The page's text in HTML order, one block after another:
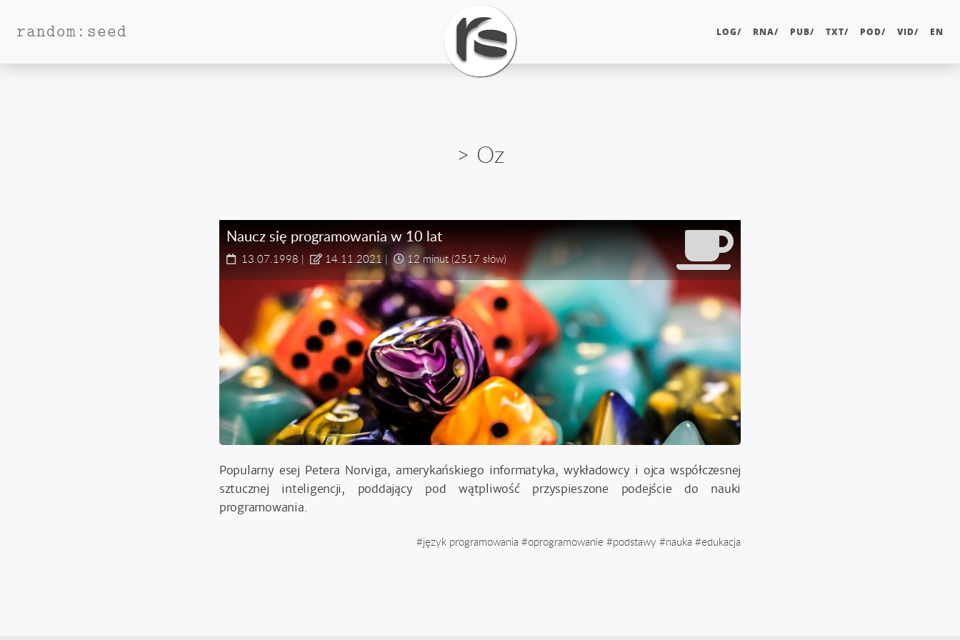
random:seed LOG/ RNA/ PUB/ TXT/ POD/ VID/ EN
> Oz
Naucz się programowania w 10 lat
13.07.1998 | 14.11.2021 | 12 minut (2517 słów)
Popularny esej Petera Norviga, amerykańskiego informatyka, wykładowcy i ojca współczesnej
sztucznej inteligencji, poddający pod wątpliwość przyspieszone podejście do nauki
programowania.
#język programowania #oprogramowanie #podstawy #nauka #edukacja